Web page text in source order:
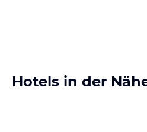
Hotels in der